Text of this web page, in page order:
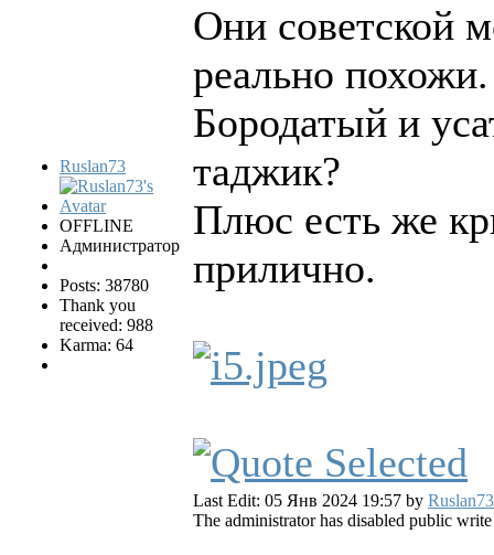
Ruslan73
OFFLINE
Администратор
Posts: 38780
Thank you
received: 988
Karma: 64
Они советской
реально похожи.
Бородатый и
таджик?
Плюс есть же
прилично.
Last Edit: 05 Янв 2024 19:57 by Ruslan73
The administrator has disabled public write